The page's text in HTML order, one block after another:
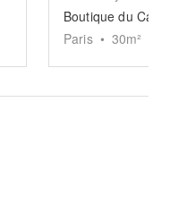
Paris • 30m²